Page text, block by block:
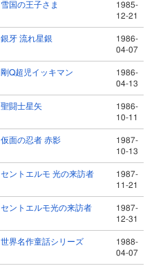
雪国の王子さま
1985-
12-21
銀牙 流れ星銀
1986-
04-07
剛Q超児イッキマン
1986-
04-13
聖闘士星矢
1986-
10-11
仮面の忍者 赤影
1987-
10-13
セントエルモ 光の来訪者
1987-
11-21
セントエルモ光の来訪者
1987-
12-31
世界名作童話シリーズ
1988-
04-07